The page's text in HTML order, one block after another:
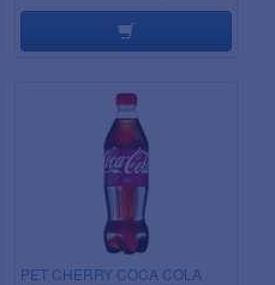
PET CHERRY COCA COLA